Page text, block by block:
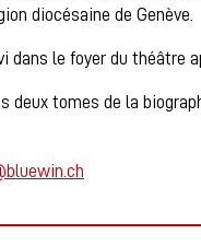
diocésaine de Genève.
dans le foyer du théâtre
deux tomes de la